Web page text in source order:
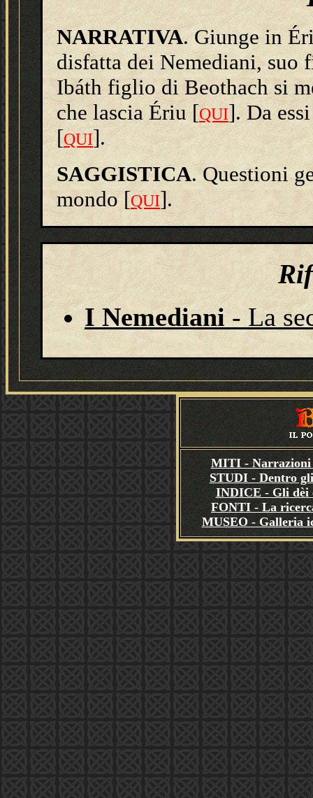
NARRATIVA. Giunge in
disfatta dei Nemediani, suo
Ibáth figlio di Beothach si
che lascia Ériu [QUI]. Da
[QUI].
SAGGISTICA. Questioni
mondo [QUI].
I Nemediani- La
MITI - Narrazioni
STUDI - Dentro
INDICE - Gli dèi
FONTI - La
MUSEO - Galleria